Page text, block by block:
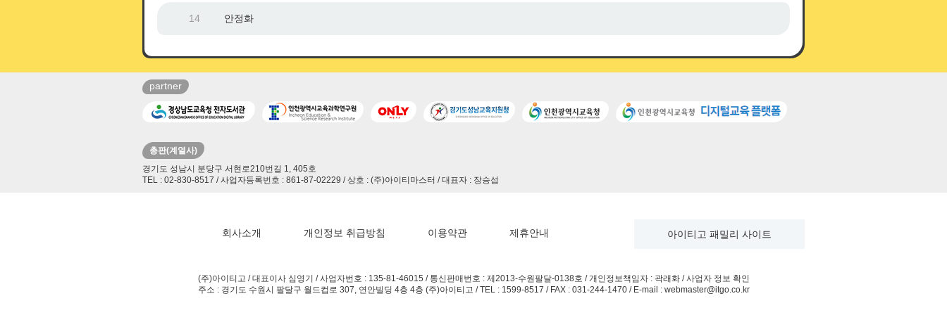
14 안정화
partner
총판(계열사)
경기도 성남시 분당구 서현로210번길 1, 405호
TEL : 02-830-8517 / 사업자등록번호 : 861-87-02229 / 상호 : (주)아이티마스터 / 대표자 : 장승섭
아이티고 패밀리 사이트
회사소개 개인정보 취급방침 이용약관 제휴안내
(주)아이티고 / 대표이사 심영기 / 사업자번호 : 135-81-46015 / 통신판매번호 : 제2013-수원팔달-0138호 / 개인정보책임자 : 곽래화 /사업자 정보 확인
주소 : 경기도 수원시 팔달구 월드컵로 307, 연안빌딩 4층 4층 (주)아이티고 / TEL : 1599-8517 / FAX : 031-244-1470 / E-mail : webmaster@itgo.co.kr